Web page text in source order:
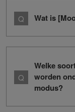
Wat is
Welke
worden
modus?